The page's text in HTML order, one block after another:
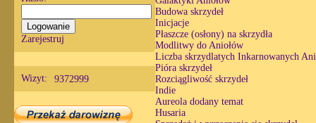
Zarejestruj
Wizyt: 9372999
Budowa skrzydeł
Inicjacje
Płaszcze (osłony) na skrzydła
Modlitwy do Aniołów
Liczba skrzydlatych Inkarnowanych
Pióra skrzydeł
Rozciągliwość skrzydeł
Indie
Aureola dodany temat
Husaria